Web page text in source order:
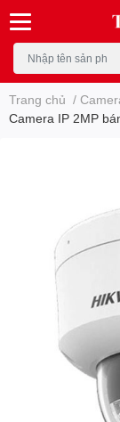
Trang chủ /
Camera IP 2MP